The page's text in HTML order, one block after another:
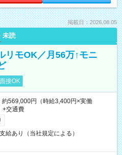
掲載日：2026.08.05
未読
リモOK／月56万↑モニ
接OK
569,000円（時給3,400円×実働
+交通費
給あり（当社規定による）